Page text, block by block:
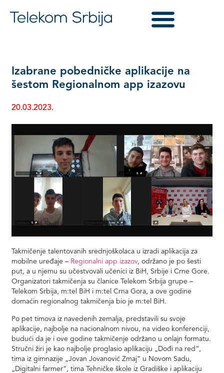
Izabrane pobedničke aplikacije na
šestom Regionalnom app izazovu
20.03.2023.
Takmičenje talentovanih srednjoškolaca u izradi aplikacija za
mobilne uređaje – Regionalni app izazov, održano je po šesti
put, a u njemu su učestvovali učenici iz BiH, Srbije i Crne Gore.
Organizatori takmičenja su članice Telekom Srbija grupe –
Telekom Srbija, m:tel BiH i m:tel Crna Gora, a ove godine
domaćin regionalnog takmičenja bio je m:tel BiH.
Po pet timova iz navedenih zemalja, predstavili su svoje
aplikacije, najbolje na nacionalnom nivou, na video konferenciji,
budući da je i ove godine takmičenje održano u onlajn formatu.
Stručni žiri je kao najbolje proglasio aplikaciju „Dođi na red“,
tima iz gimnazije „Jovan Jovanović Zmaj“ u Novom Sadu,
„Digitalni farmer“, tima Tehničke škole iz Gradiške i aplikaciju